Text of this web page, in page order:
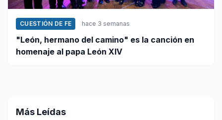
CUESTIÓN DE FE hace 3 semanas
"León, hermano del camino" es la canción en
homenaje al papa León XIV
Más Leídas